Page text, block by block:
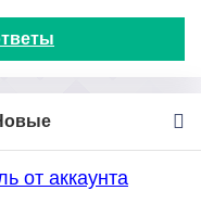
от аккаунта